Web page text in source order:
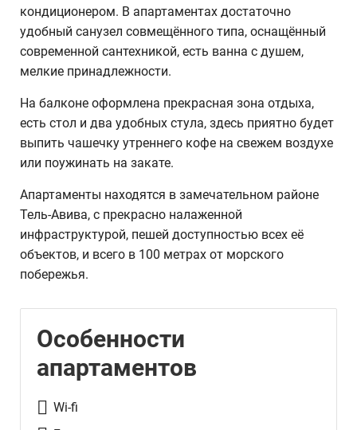
кондиционером. В апартаментах достаточно
удобный санузел совмещённого типа, оснащённый
современной сантехникой, есть ванна с душем,
мелкие принадлежности.
На балконе оформлена прекрасная зона отдыха,
есть стол и два удобных стула, здесь приятно будет
выпить чашечку утреннего кофе на свежем воздухе
или поужинать на закате.
Апартаменты находятся в замечательном районе
Тель-Авива, с прекрасно налаженной
инфраструктурой, пешей доступностью всех её
объектов, и всего в 100 метрах от морского
побережья.
Особенности
апартаментов
Wi-fi